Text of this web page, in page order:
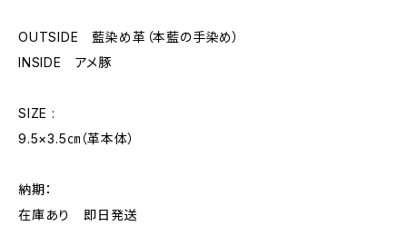
OUTSIDE 藍染め革（本藍の手染め）
INSIDE アメ豚
SIZE :
9.5×3.5㎝（革本体）
納期：
在庫あり 即日発送